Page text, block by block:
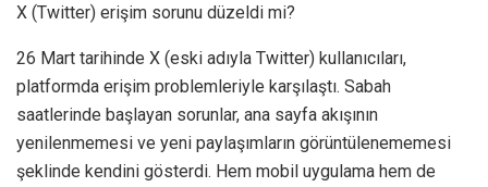
X (Twitter) erişim sorunu düzeldi mi?
26 Mart tarihinde X (eski adıyla Twitter) kullanıcıları,
platformda erişim problemleriyle karşılaştı. Sabah
saatlerinde başlayan sorunlar, ana sayfa akışının
yenilenmemesi ve yeni paylaşımların görüntülenememesi
şeklinde kendini gösterdi. Hem mobil uygulama hem de